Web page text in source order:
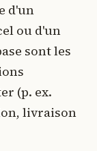
d'un
ou d'un
sont les
(p. ex.
livraison